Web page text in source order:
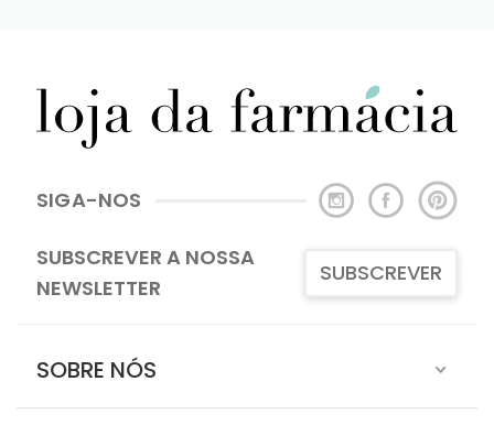
SIGA-NOS
SUBSCREVER A NOSSA
NEWSLETTER
SUBSCREVER
SOBRE NÓS